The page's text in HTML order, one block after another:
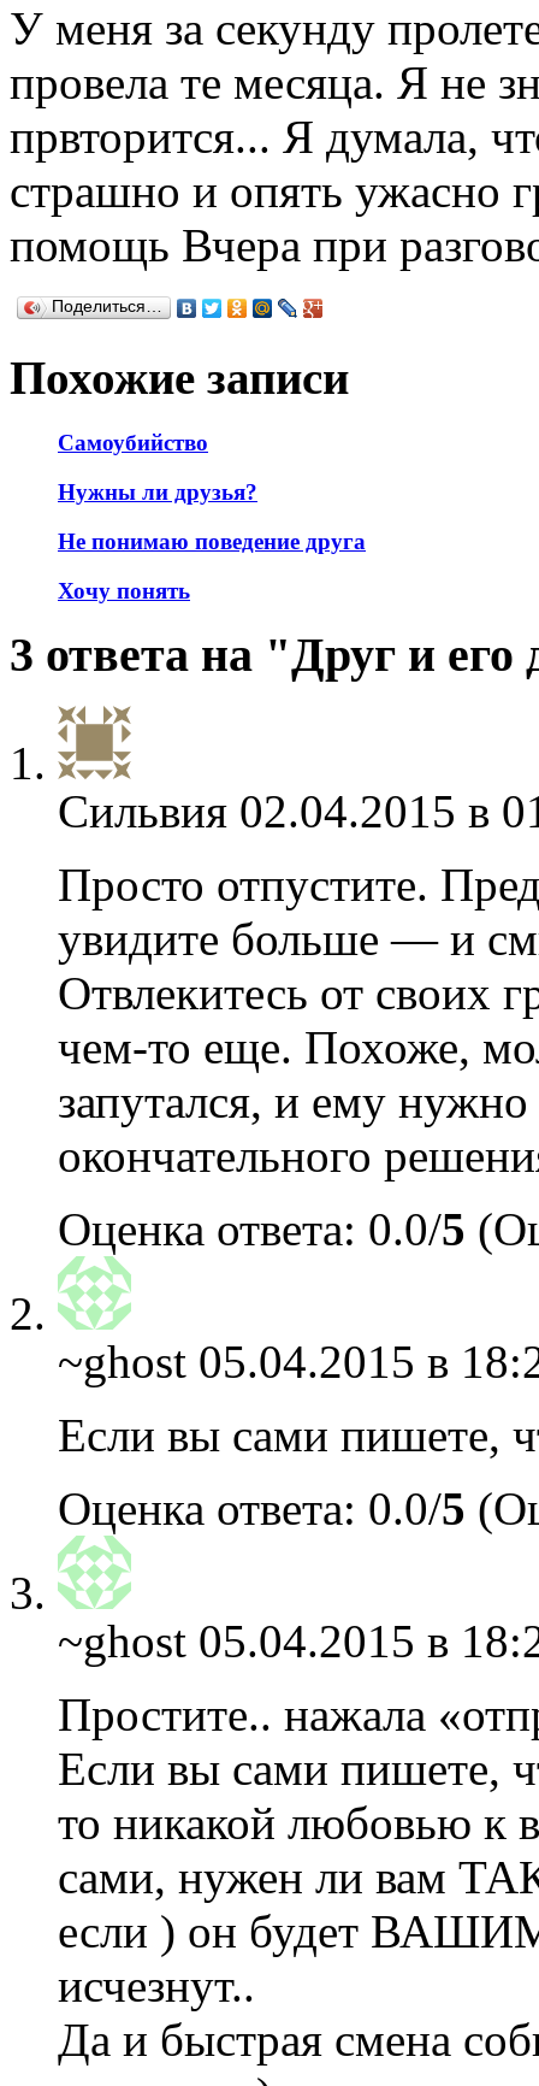
У меня за секунду
провела те месяца. Я не
првторится... Я думала,
страшно и опять ужасно
помощь Вчера при
Поделиться…
Похожие записи
Самоубийство
Нужны ли друзья?
Не понимаю поведение друга
Хочу понять
3 ответа на "Друг и
Сильвия 02.04.2015 в
Просто отпустите.
увидите больше — и
Отвлекитесь от своих
чем-то еще. Похоже,
запутался, и ему
окончательного
Оценка ответа: 0.0/5
~ghost 05.04.2015 в
Если вы сами пишете,
Оценка ответа: 0.0/5
~ghost 05.04.2015 в
Простите.. нажала
Если вы сами пишете,
то никакой любовью к
сами, нужен ли вам
если ) он будет
исчезнут..
Да и быстрая смена